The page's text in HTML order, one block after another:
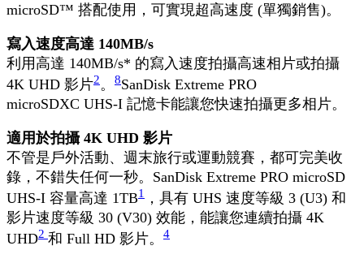
microSD™ 搭配使用，可實現超高速度 (單獨銷售)。
寫入速度高達 140MB/s
利用高達 140MB/s* 的寫入速度拍攝高速相片或拍攝
4K UHD 影片2。 8SanDisk Extreme PRO
microSDXC UHS-I 記憶卡能讓您快速拍攝更多相片。
適用於拍攝 4K UHD 影片
不管是戶外活動、週末旅行或運動競賽，都可完美收
錄，不錯失任何一秒。SanDisk Extreme PRO microSD
UHS-I 容量高達 1TB1
，具有 UHS 速度等級 3 (U3) 和
影片速度等級 30 (V30) 效能，能讓您連續拍攝 4K
UHD2 和 Full HD 影片。 4